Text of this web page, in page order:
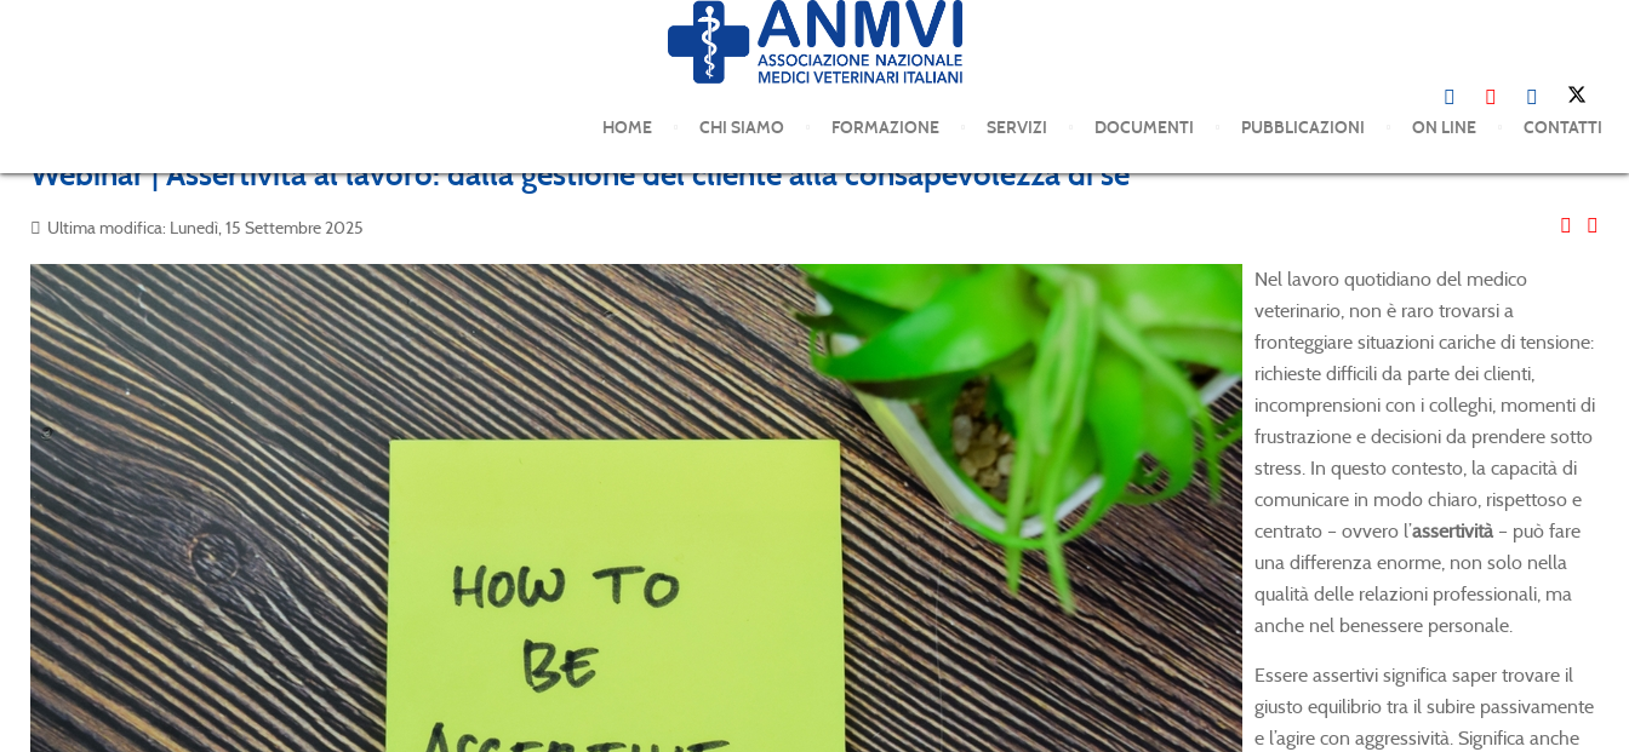
HOME CHI SIAMO FORMAZIONE SERVIZI DOCUMENTI PUBBLICAZIONI ON LINE CONTATTI
Webinar | Assertività al lavoro: dalla gestione del cliente alla consapevolezza di sé
Ultima modifica: Lunedì, 15 Settembre 2025
Nel lavoro quotidiano del medico
veterinario, non è raro trovarsi a
fronteggiare situazioni cariche di tensione:
richieste difficili da parte dei clienti,
incomprensioni con i colleghi, momenti di
frustrazione e decisioni da prendere sotto
stress. In questo contesto, la capacità di
comunicare in modo chiaro, rispettoso e
centrato – ovvero l’assertività – può fare
una differenza enorme, non solo nella
qualità delle relazioni professionali, ma
anche nel benessere personale.
Essere assertivi significa saper trovare il
giusto equilibrio tra il subire passivamente
e l’agire con aggressività. Significa anche